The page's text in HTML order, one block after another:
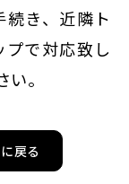
き、近隣ト
で対応致し
。
戻る